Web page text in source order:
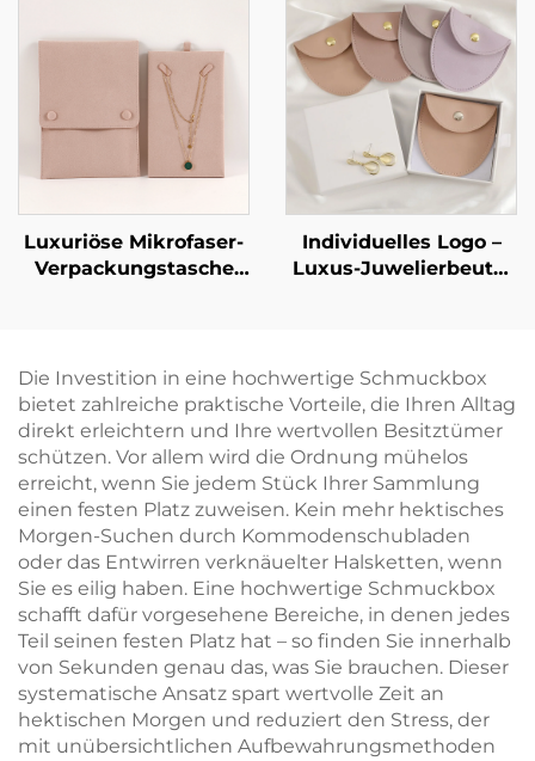
kundenspezifische
Größe und Form,
Artpapier-/Karton-
Material – punktuelle
Großhandelsverfügbarkeit
exquisitem Bandgriff
als Verpackung für
Halsketten und Ringe
– markengebundene
Geschenkbox,
Großbestellung
Luxuriöse Mikrofaser-
Verpackungstasche
Schmuckbeutel für
Halsketten und
Armbänder mit
individuellem Logo
und Heißprägung
Individuelles Logo –
Luxus-Juwelierbeutel
und weichem
Mikrofaser-Futter zur
Aufbewahrung von
Halsketten, Ohrringen
und Ringen
Die Investition in eine hochwertige Schmuckbox
bietet zahlreiche praktische Vorteile, die Ihren Alltag
direkt erleichtern und Ihre wertvollen Besitztümer
schützen. Vor allem wird die Ordnung mühelos
erreicht, wenn Sie jedem Stück Ihrer Sammlung
einen festen Platz zuweisen. Kein mehr hektisches
Morgen-Suchen durch Kommodenschubladen
oder das Entwirren verknäuelter Halsketten, wenn
Sie es eilig haben. Eine hochwertige Schmuckbox
schafft dafür vorgesehene Bereiche, in denen jedes
Teil seinen festen Platz hat – so finden Sie innerhalb
von Sekunden genau das, was Sie brauchen. Dieser
systematische Ansatz spart wertvolle Zeit an
hektischen Morgen und reduziert den Stress, der
mit unübersichtlichen Aufbewahrungsmethoden